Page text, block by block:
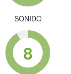
SONIDO
8